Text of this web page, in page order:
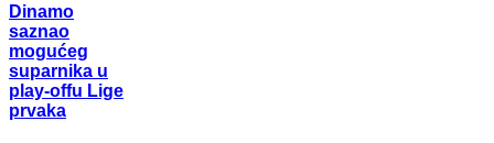
Dinamo
saznao
mogućeg
suparnika u
play-offu Lige
prvaka